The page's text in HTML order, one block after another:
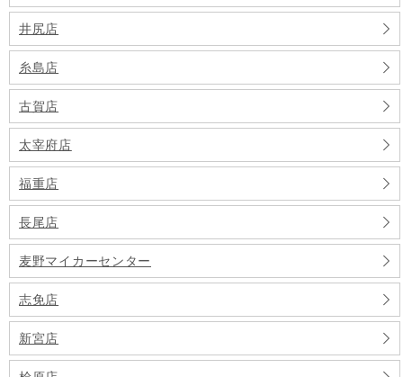
井尻店
糸島店
古賀店
太宰府店
福重店
長尾店
麦野マイカーセンター
志免店
新宮店